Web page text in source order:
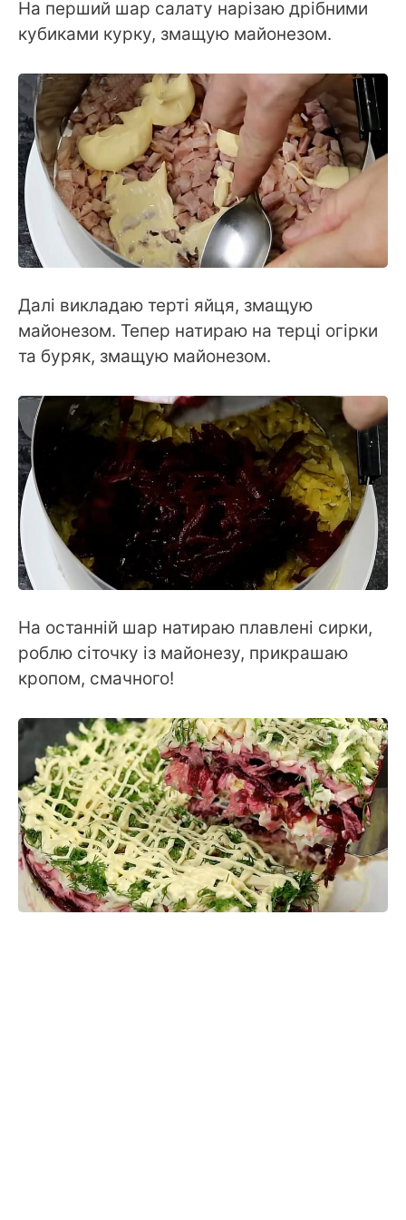
На перший шар салату нарізаю дрібними
кубиками курку, змащую майонезом.
Далі викладаю терті яйця, змащую
майонезом. Тепер натираю на терці огірки
та буряк, змащую майонезом.
На останній шар натираю плавлені сирки,
роблю сіточку із майонезу, прикрашаю
кропом, смачного!